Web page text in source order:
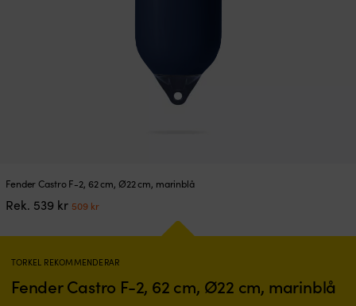
TORKEL REKOMMENDERAR
Fender Castro F-2, 62 cm, Ø22 cm, marinblå
Fender Castro F-2, 62 cm, Ø22 cm, marinblå
Rek. 539 kr Det
priset
539 kr.
509 krDet
priset
509 kr.